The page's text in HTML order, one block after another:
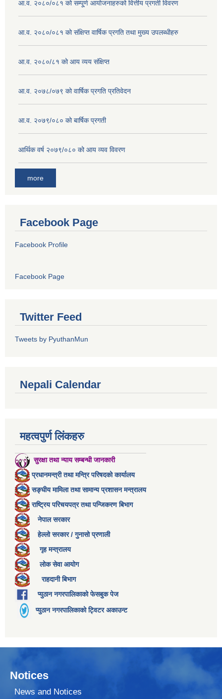
आ.व. २०८०/०८१ को सम्पू्र्ण आयोजनाहरुको वित्तीय प्रगती विवरण
आ.व. २०८०/०८१ को संक्षिप्त वार्षिक प्रगति तथा मुख्य उपलब्धीहरु
आ.व. २०८०/८१ को आय व्यय संक्षिप्त
आ.व. २०७८/०७९ को वार्षिक प्रगति प्रतिवेदन
आ.व. २०७९/०८० को बार्षिक प्रगती
आर्थिक वर्ष २०७९/०८० को आय व्यव विवरण
more
Facebook Page
Facebook Profile
Facebook Page
Twitter Feed
Tweets by PyuthanMun
Nepali Calendar
महत्वपुर्ण लिंकहरु
सुरक्षा तथा न्याय सम्बन्धी जानकारी
प्रधानमन्त्री तथा मन्त्रि परिषदको कार्यालय
सङ्घीय मामिला तथा सामान्य प्रशासन मन्त्रालय
राष्ट्रिय परिचयपत्र तथा पन्जिकरण बिभाग
नेपाल सरकार
हेल्लो सरकार / गुनासो प्रणाली
गृह मन्त्रालय
लोक सेवा आयोग
राहदानी बिभाग
प्युठान नगरपालिकाको फेसबुक पेज
प्युठान नगरपालिकाको ट्विटर अकाउन्ट
Notices
News and Notices